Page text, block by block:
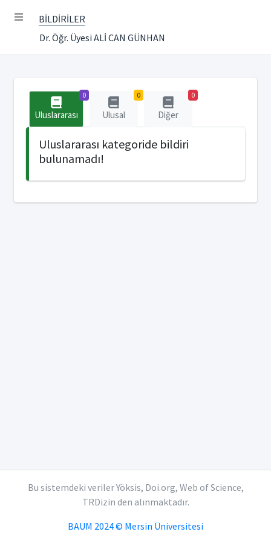
BİLDİRİLER
Dr. Öğr. Üyesi ALİ CAN GÜNHAN
0
Uluslararası
0
Ulusal
0
Diğer
Uluslararası kategoride bildiri
bulunamadı!
Bu sistemdeki veriler Yöksis, Doi.org, Web of Science,
TRDizin den alınmaktadır.
BAUM 2024 © Mersin Üniversitesi